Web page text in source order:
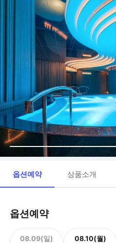
옵션예약 상품소개
옵션예약
08.09(일) 08.10(월)